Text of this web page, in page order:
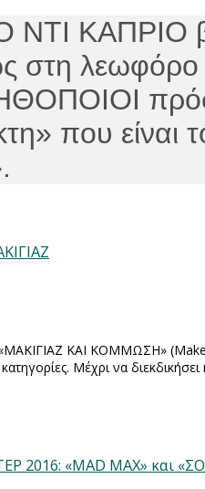
ΚΑΠΡΙΟ
στη λεωφόρο
που είναι
«ΜΑΚΙΓΙΑΖ ΚΑΙ ΚΟΜΜΩΣΗ» (
Μέχρι να
2016: «MAD MAX» και